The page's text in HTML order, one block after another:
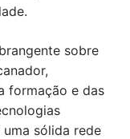
sobre
formação e das
sólida rede